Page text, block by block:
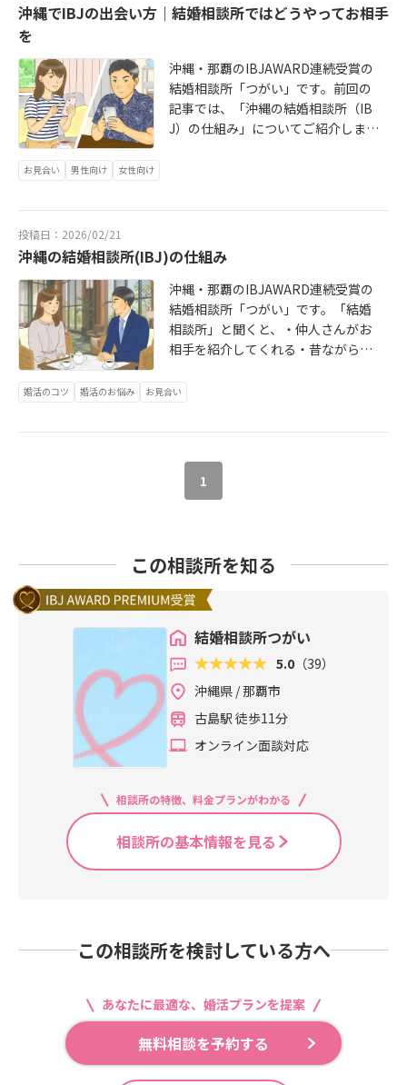
〇・女性：F〇〇〇〇といった番号で
せん。そして、お見合いが成立した
相手だけに苗字が開示されます例え
ば・比嘉さん・大城さんといった形
で、初めて「実在するお相手」とし
見合いの場所として那覇市内のホテ
なっています。例えば・那覇市内の
ル、ハイアットリージェンシーホテ
ルなど）・新都心エリア（ノボテ
ル、ダブルツリーbyヒルトン那覇首
里城など）など、落ち着いて話せる
また沖縄は車移動が中心のため、
の有無or止めやすさ」もお見合い場
す。内容はとてもシンプルで、👉お
茶をしながら会話するだけです。こ
INE交換は？→当日はできません・
名刺交換は？→こちらもお控え下さ
いあくまで「まずは、会って話して
みる場」という位置づけです。男性
側・お茶代は男性が支払うのが基
本・席に座っていても立って挨拶す
る・女性にメニューを見せてエスコ
ートできると好印象👉ここは意外と
見られています女性側・ケーキなど
を勝手に注文しない・男性が勧めて
くれた場合のみOK👉「遠慮」と「気
番大事なのは会話の雰囲気ですNGパ
ターン・質問攻め・沈黙で待つ姿
勢・いきなり結婚観の深い話OKパタ
ーン最初は軽く・天気・アクセス・
お店の雰囲気などのアイドリングト
わります。その後は・趣味・休日の
す。👉ポイント「質問する」ではな
く「一緒に会話を作る」これが大事
です。例えばこんな流れです👇「今
沖縄でIBJの出会い方｜結婚相談所ではどうやってお相手
を
沖縄・那覇のIBJAWARD連続受賞の
結婚相談所「つがい」です。前回の
記事では、「沖縄の結婚相談所（IB
J）の仕組み」についてご紹介しまし
にも分かりやすくご紹介します。結
手を紹介してくれる」というイメー
ジを持たれる方も多いと思います
が、現在の、IBJの結婚相談所では自
分で検索してお相手を探すこともで
きます。IBJでは、会員専用のアプリ
（IBJS）から自分の希望条件に合わ
す。例えば、以下のような条件で検
索が可能です。・年齢・住所：沖縄
県は必須／市町村は任意・出身地・
卒etc...・身長（2cm刻み）：158cm
／160cm／162cm...・体重（5kg単
0万円・続柄：長男／長男以外・婚
歴：初婚／再婚／再々婚以上・趣
味：3つ記載・喫煙の有無・飲酒の有
無・家族構成：父母兄弟姉妹など、
かなり細かく条件を検索することが
できます。そのため、「沖縄在住の
方」「同年代」「価値観が合いそう
な方」など、自分の希望に近い方を
探すことが可能です。IBJのプロフィ
ール文には、マッチングアプリより
性格・仕事内容・趣味、興味、関
心・休日の過ごし方・家事能力・結
婚観・お相手への希望などがしっか
りと文章で書かれているため、お相
が伝わるカジュアル写真を掲載され
「どんな生活をされているのか」と
いった部分も感じ取りやすくなって
います。結婚相談所（IBJ）とマッチ
ングアプリにはいくつか大きな違い
お見合い 男性向け 女性向け
投稿日：2026/02/21
沖縄の結婚相談所(IBJ)の仕組み
沖縄・那覇のIBJAWARD連続受賞の
結婚相談所「つがい」です。「結婚
相談所」と聞くと、・仲人さんがお
相手を紹介してくれる・昔ながらの
のようなイメージを持たれる方も多
仲人さんからの紹介が中心のスタイ
相談所は、昔ながらの良さを残しつ
つ、現代的なシステムを活用した活
る結婚相談所は、会員データを共有
する仕組みになっており、一つの相
談所に在籍しながら、沖縄県内の他
相談所の会員様ともお見合いが可能
になります。つまり、自分の所属相
談所の会員だけではなく、IBJネット
ワーク全体の会員様との出会いが生
まれる、という仕組みです。もちろ
ん、どの会員様も・独身証明書・本
人確認書類・各種必要書類を提出し
剣度が高い方のみで構成されていま
す。さらに、交際の進め方やルール
も統一されているため、どの相談所
の会員様であっても安心して活動で
きる環境が整っています。実際に活
進められる」といった声をいただく
仕組みです。まずはこの点を知って
おくことで、結婚相談所に対する印
象は大きく変わるはずです。サポー
ト力の違いに注目！IBJ加盟相談所で
婚活のコツ 婚活のお悩み お見合い
1
この相談所を知る
結婚相談所つがい
5.0 （39）
沖縄県 / 那覇市
古島駅 徒歩11分
オンライン面談対応
相談所の特徴、料金プランがわかる
相談所の基本情報を見る
この相談所を検討している方へ
あなたに最適な、婚活プランを提案
無料相談を予約する